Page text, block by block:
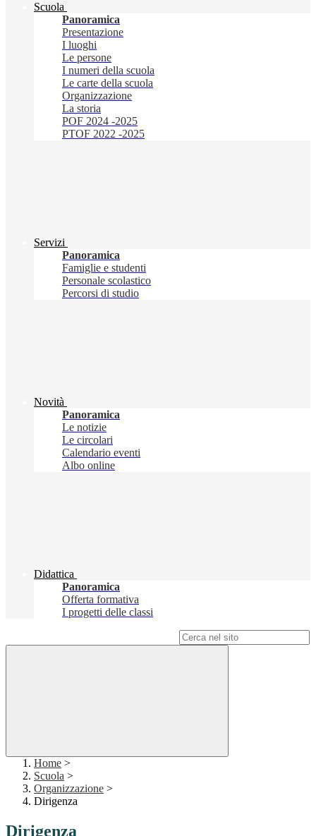
Scuola
Panoramica
Presentazione
I luoghi
Le persone
I numeri della scuola
Le carte della scuola
Organizzazione
La storia
POF 2024 -2025
PTOF 2022 -2025
Servizi
Panoramica
Famiglie e studenti
Personale scolastico
Percorsi di studio
Novità
Panoramica
Le notizie
Le circolari
Calendario eventi
Albo online
Didattica
Panoramica
Offerta formativa
I progetti delle classi
Home >
Scuola >
Organizzazione >
Dirigenza
Dirigenza